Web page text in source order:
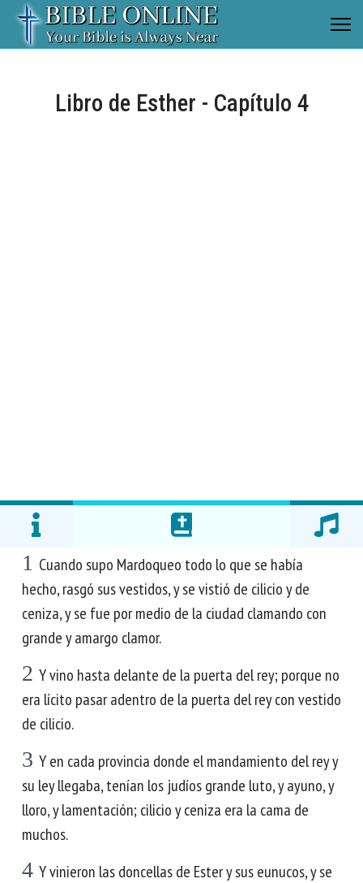
Libro de Esther - Capítulo 4
1 Cuando supo Mardoqueo todo lo que se había
hecho, rasgó sus vestidos, y se vistió de cilicio y de
ceniza, y se fue por medio de la ciudad clamando con
grande y amargo clamor.
2 Y vino hasta delante de la puerta del rey; porque no
era lícito pasar adentro de la puerta del rey con vestido
de cilicio.
3 Y en cada provincia donde el mandamiento del rey y
su ley llegaba, tenían los judíos grande luto, y ayuno, y
lloro, y lamentación; cilicio y ceniza era la cama de
muchos.
4 Y vinieron las doncellas de Ester y sus eunucos, y se